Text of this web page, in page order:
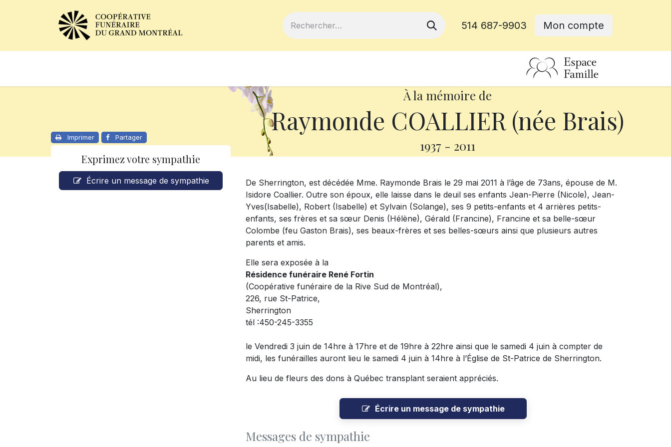
514 687-9903 Mon compte
À la mémoire de
Raymonde COALLIER (née Brais)
1937 - 2011
Imprimer Partager
Exprimez votre sympathie
Écrire un message de sympathie
De Sherrington, est décédée Mme. Raymonde Brais le 29 mai 2011 à l’âge de 73ans, épouse de M.
Isidore Coallier. Outre son époux, elle laisse dans le deuil ses enfants Jean-Pierre (Nicole), Jean-
Yves(Isabelle), Robert (Isabelle) et Sylvain (Solange), ses 9 petits-enfants et 4 arrières petits-
enfants, ses frères et sa sœur Denis (Hélène), Gérald (Francine), Francine et sa belle-sœur
Colombe (feu Gaston Brais), ses beaux-frères et ses belles-sœurs ainsi que plusieurs autres
parents et amis.
Elle sera exposée à la
Résidence funéraire René Fortin
(Coopérative funéraire de la Rive Sud de Montréal),
226, rue St-Patrice,
Sherrington
tél :450-245-3355
le Vendredi 3 juin de 14hre à 17hre et de 19hre à 22hre ainsi que le samedi 4 juin à compter de
midi, les funérailles auront lieu le samedi 4 juin à 14hre à l’Église de St-Patrice de Sherrington.
Au lieu de fleurs des dons à Québec transplant seraient appréciés.
Écrire un message de sympathie
Messages de sympathie